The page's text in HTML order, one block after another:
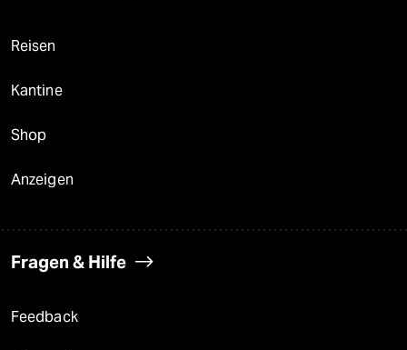
Reisen
Kantine
Shop
Anzeigen
Fragen & Hilfe
Feedback